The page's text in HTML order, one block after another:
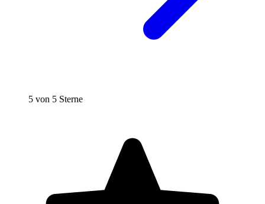
5 von 5 Sterne